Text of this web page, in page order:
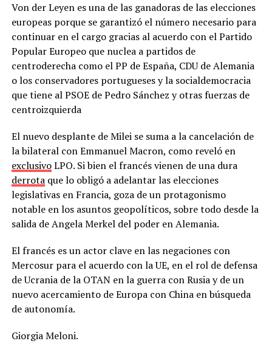
Von der Leyen es una de las ganadoras de las elecciones
europeas porque se garantizó el número necesario para
continuar en el cargo gracias al acuerdo con el Partido
Popular Europeo que nuclea a partidos de
centroderecha como el PP de España, CDU de Alemania
o los conservadores portugueses y la socialdemocracia
que tiene al PSOE de Pedro Sánchez y otras fuerzas de
centroizquierda
El nuevo desplante de Milei se suma a la cancelación de
la bilateral con Emmanuel Macron, como reveló en
exclusivoLPO. Si bien el francés vienen de una dura
derrotaque lo obligó a adelantar las elecciones
legislativas en Francia, goza de un protagonismo
notable en los asuntos geopolíticos, sobre todo desde la
salida de Angela Merkel del poder en Alemania.
El francés es un actor clave en las negaciones con
Mercosur para el acuerdo con la UE, en el rol de defensa
de Ucrania de la OTAN en la guerra con Rusia y de un
nuevo acercamiento de Europa con China en búsqueda
de autonomía.
Giorgia Meloni.